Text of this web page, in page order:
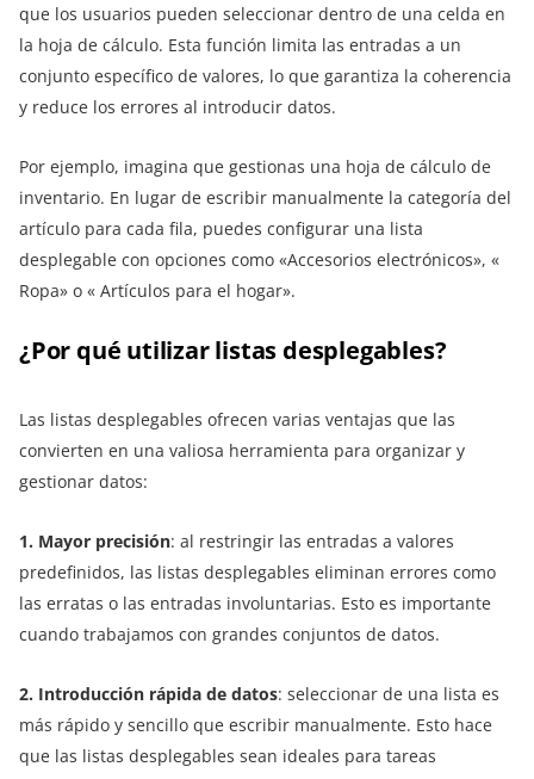
que los usuarios pueden seleccionar dentro de una celda en
la hoja de cálculo. Esta función limita las entradas a un
conjunto específico de valores, lo que garantiza la coherencia
y reduce los errores al introducir datos.
Por ejemplo, imagina que gestionas una hoja de cálculo de
inventario. En lugar de escribir manualmente la categoría del
artículo para cada fila, puedes configurar una lista
desplegable con opciones como «Accesorios electrónicos», «
Ropa» o « Artículos para el hogar».
¿Por qué utilizar listas desplegables?
Las listas desplegables ofrecen varias ventajas que las
convierten en una valiosa herramienta para organizar y
gestionar datos:
1. Mayor precisión: al restringir las entradas a valores
predefinidos, las listas desplegables eliminan errores como
las erratas o las entradas involuntarias. Esto es importante
cuando trabajamos con grandes conjuntos de datos.
2. Introducción rápida de datos: seleccionar de una lista es
más rápido y sencillo que escribir manualmente. Esto hace
que las listas desplegables sean ideales para tareas